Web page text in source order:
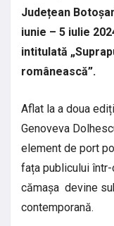
Județean
iunie – 5 iulie
intitulată
românească”.
Aflat la a doua
Genoveva
element de port
fața publicului
cămașa devine
contemporană.